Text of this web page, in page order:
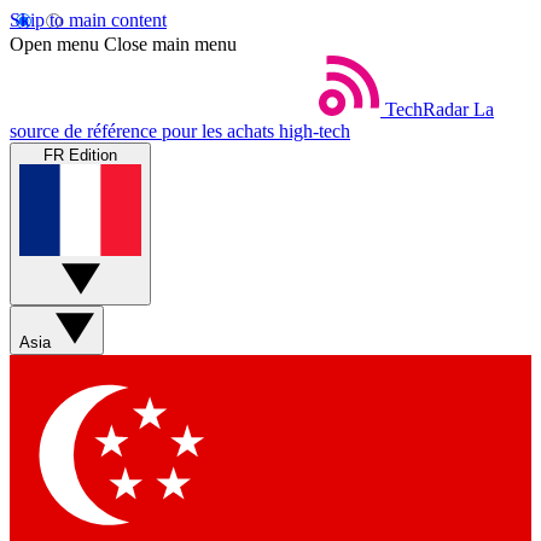
Skip to main content
Open menu Close main menu
TechRadar La
source de référence pour les achats high-tech
FR Edition
Asia